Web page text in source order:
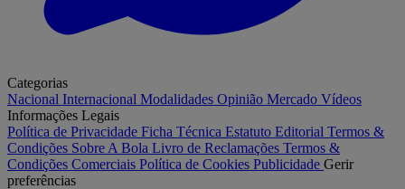
Categorias
Nacional Internacional Modalidades Opinião Mercado Vídeos
Informações Legais
Política de Privacidade Ficha Técnica Estatuto Editorial Termos &
Condições Sobre A Bola Livro de Reclamações Termos &
Condições Comerciais Política de Cookies Publicidade Gerir
preferências